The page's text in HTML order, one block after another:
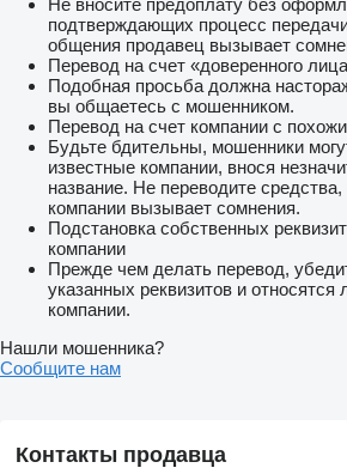
подтверждающих процесс
общения продавец вызывает
Перевод на счет «доверенного
Подобная просьба должна
вы общаетесь с мошенником.
Перевод на счет компании с
Будьте бдительны, мошенники
известные компании, внося
название. Не переводите
компании вызывает сомнения.
Подстановка собственных
компании
Прежде чем делать перевод,
указанных реквизитов и относятся
компании.
Нашли мошенника?
Сообщите нам
Контакты продавца